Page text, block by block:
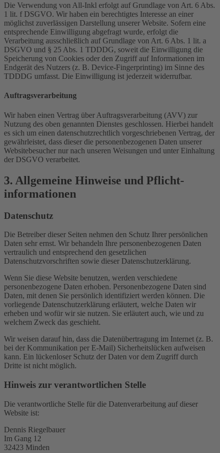
Die Verwendung von All-Inkl erfolgt auf Grundlage von Art. 6 Abs.
1 lit. f DSGVO. Wir haben ein berechtigtes Interesse an einer
möglichst zuverlässigen Darstellung unserer Website. Sofern eine
entsprechende Einwilligung abgefragt wurde, erfolgt die
Verarbeitung ausschließlich auf Grundlage von Art. 6 Abs. 1 lit. a
DSGVO und § 25 Abs. 1 TDDDG, soweit die Einwilligung die
Speicherung von Cookies oder den Zugriff auf Informationen im
Endgerät des Nutzers (z. B. Device-Fingerprinting) im Sinne des
TDDDG umfasst. Die Einwilligung ist jederzeit widerrufbar.
Auftragsverarbeitung
Wir haben einen Vertrag über Auftragsverarbeitung (AVV) zur
Nutzung des oben genannten Dienstes geschlossen. Hierbei handelt
es sich um einen datenschutzrechtlich vorgeschriebenen Vertrag, der
gewährleistet, dass dieser die personenbezogenen Daten unserer
Websitebesucher nur nach unseren Weisungen und unter Einhaltung
der DSGVO verarbeitet.
3. Allgemeine Hinweise und Pflicht­
informationen
Datenschutz
Die Betreiber dieser Seiten nehmen den Schutz Ihrer persönlichen
Daten sehr ernst. Wir behandeln Ihre personenbezogenen Daten
vertraulich und entsprechend den gesetzlichen
Datenschutzvorschriften sowie dieser Datenschutzerklärung.
Wenn Sie diese Website benutzen, werden verschiedene
personenbezogene Daten erhoben. Personenbezogene Daten sind
Daten, mit denen Sie persönlich identifiziert werden können. Die
vorliegende Datenschutzerklärung erläutert, welche Daten wir
erheben und wofür wir sie nutzen. Sie erläutert auch, wie und zu
welchem Zweck das geschieht.
Wir weisen darauf hin, dass die Datenübertragung im Internet (z. B.
bei der Kommunikation per E-Mail) Sicherheitslücken aufweisen
kann. Ein lückenloser Schutz der Daten vor dem Zugriff durch
Dritte ist nicht möglich.
Hinweis zur verantwortlichen Stelle
Die verantwortliche Stelle für die Datenverarbeitung auf dieser
Website ist:
Dennis Riegelbauer
Im Gang 12
32423 Minden